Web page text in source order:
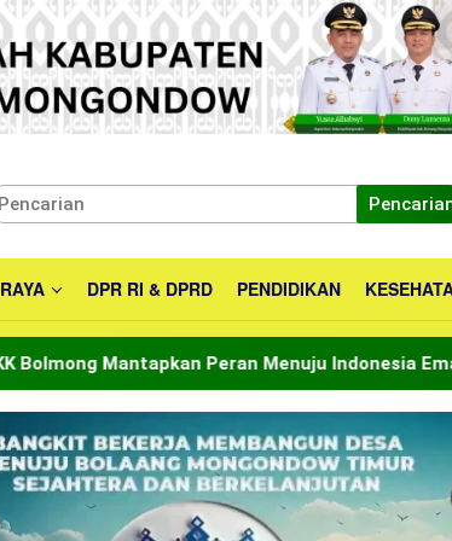
DPR RI & DPRD PENDIDIKAN
Peran Menuju Indonesia Emas 2045